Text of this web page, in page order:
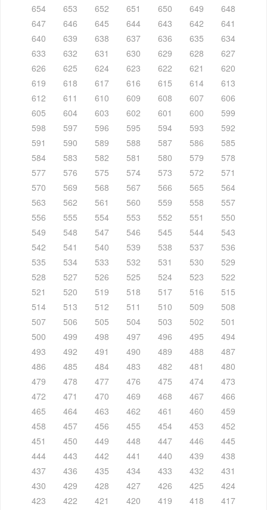
654
653 652 651 650 649
648
647
646 645 644 643 642
641
640
639 638 637 636 635
634
633
632 631 630 629 628
627
626
625 624 623 622 621
620
619
618 617 616 615 614
613
612
611 610 609 608 607
606
605
604 603 602 601 600
599
598
597 596 595 594 593
592
591
590 589 588 587 586
585
584
583 582 581 580 579
578
577
576 575 574 573 572
571
570
569 568 567 566 565
564
563
562 561 560 559 558
557
556
555 554 553 552 551
550
549
548 547 546 545 544
543
542
541 540 539 538 537
536
535
534 533 532 531 530
529
528
527 526 525 524 523
522
521
520 519 518 517 516
515
514
513 512 511 510 509
508
507
506 505 504 503 502
501
500
499 498 497 496 495
494
493
492 491 490 489 488
487
486
485 484 483 482 481
480
479
478 477 476 475 474
473
472
471 470 469 468 467
466
465
464 463 462 461 460
459
458
457 456 455 454 453
452
451
450 449 448 447 446
445
444
443 442 441 440 439
438
437
436 435 434 433 432
431
430
429 428 427 426 425
424
423
422 421 420 419 418
417